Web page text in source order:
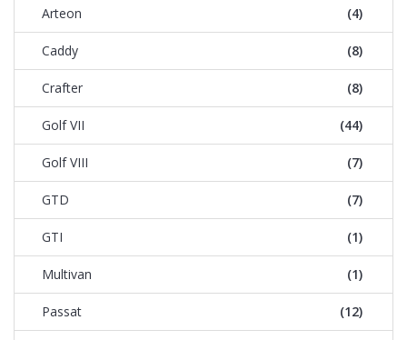
Arteon (4)
Caddy (8)
Crafter (8)
Golf VII (44)
Golf VIII (7)
GTD (7)
GTI (1)
Multivan (1)
Passat (12)